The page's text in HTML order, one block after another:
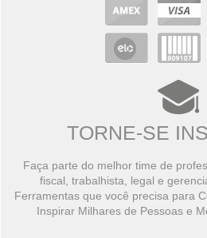
TORNE-SE
Faça parte do melhor time de
fiscal, trabalhista, legal e
Ferramentas que você precisa para
Inspirar Milhares de Pessoas e